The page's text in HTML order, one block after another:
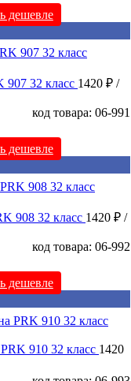
дешевле
32 класс 1420 ₽ /
код товара: 06-991
дешевле
908 32 класс 1420 ₽ /
код товара: 06-992
дешевле
910 32 класс 1420